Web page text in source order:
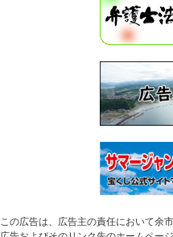
この広告は、広告主の責任において余